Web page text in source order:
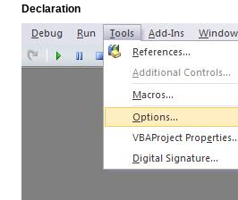
Declaration